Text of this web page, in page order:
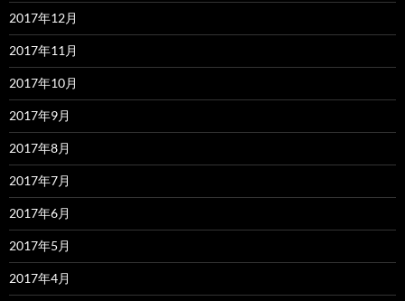
2017年12月
2017年11月
2017年10月
2017年9月
2017年8月
2017年7月
2017年6月
2017年5月
2017年4月